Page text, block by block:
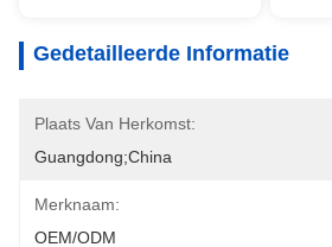
Gedetailleerde Informatie
Plaats Van Herkomst:
Guangdong;China
Merknaam:
OEM/ODM